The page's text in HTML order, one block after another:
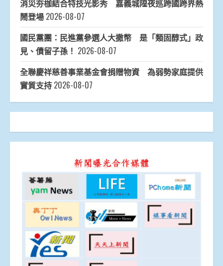
消災夯枷結合特技光影秀 嘉義城隍夜巡跨國跨界熱
鬧登場 2026-08-07
國民黨團：民進黨參選人大撒幣 是「類固醇式」政
見、債留子孫！ 2026-08-07
全聯慶祥慈善事業基金會捐贈物資 為弱勢家庭提供
實質支持 2026-08-07